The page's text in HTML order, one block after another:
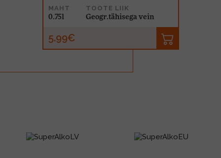
MAHT
0.75l
TOOTE LIIK
Geogr.tähisega vein
5.99€